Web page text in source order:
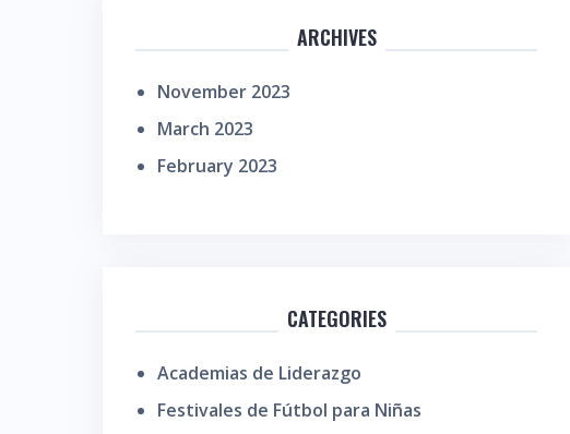
ARCHIVES
November 2023
March 2023
February 2023
CATEGORIES
Academias de Liderazgo
Festivales de Fútbol para Niñas